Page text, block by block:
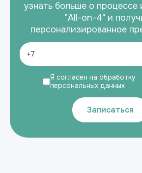
узнать больше о процессе
"All-on-4" и
персонализированное
Я согласен на обработку
персональных данных
Записаться